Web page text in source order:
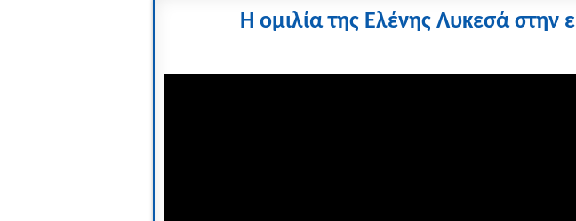
Η ομιλία της Ελένης Λυκεσά